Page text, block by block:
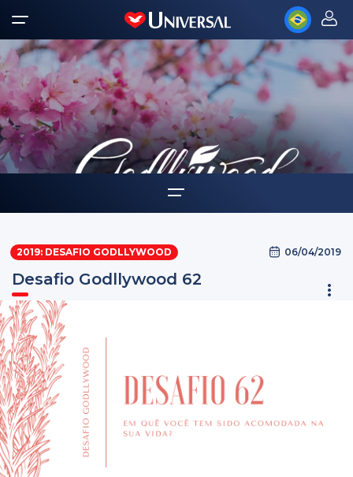
Auto-ajuda
Desafios Godllywood
Tarefas como oferta
Perguntas e respostas
Colunas
2019: DESAFIO GODLLYWOOD 06/04/2019
Desafio Godllywood 62